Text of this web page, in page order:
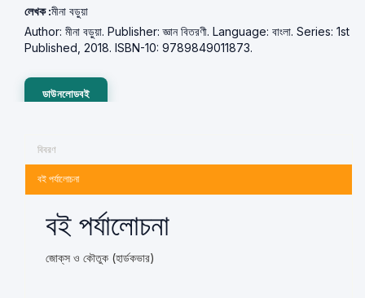
লেখক :মীনা বড়ুয়া
Author: মীনা বড়ুয়া. Publisher: জ্ঞান বিতরণী. Language: বাংলা. Series: 1st
Published, 2018. ISBN-10: 9789849011873.
ডাউনলোডবই
বিবরণ
বই পর্যালোচনা
বই পর্যালোচনা
জোক্‌স ও কৌতুক (হার্ডকভার)